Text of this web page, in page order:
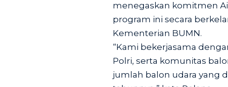
menegaskan komitmen
program ini secara
Kementerian BUMN.
“Kami bekerjasama
Polri, serta komunitas
jumlah balon udara yang